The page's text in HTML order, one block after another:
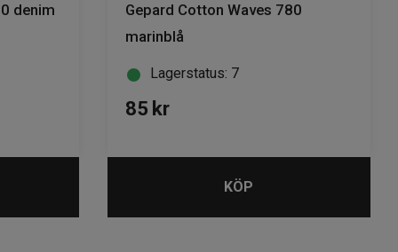
denim
Gepard Cotton Waves 780
marinblå
Lagerstatus: 7
85 kr
KÖP